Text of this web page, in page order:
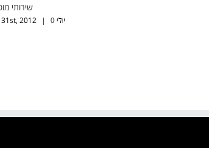
חילוץ רכב תקוע